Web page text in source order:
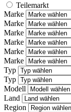
Teilemarkt
Marke
Marke
Marke
Marke
Marke
Marke
Typ
Typ
Modell
Land
Region